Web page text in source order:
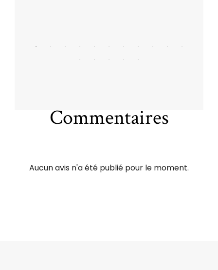
Commentaires
Aucun avis n'a été publié pour le moment.